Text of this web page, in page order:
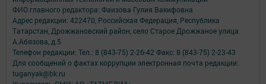
ФИО главного редактора: Фаизова Гулия Вакифовна
Адрес редакции: 422470, Российская Федерация, Республика
Татарстан, Дрожжановский район, село Старое Дрожжаное улица
А.Абязова, д.5
Телефон редакции: Тел.: 8 (843-75) 2-26-42 Факс: 8 (843-75) 2-23-43
Для сообщений о фактах коррупции электронная почта редакции:
tuganyak@bk.ru